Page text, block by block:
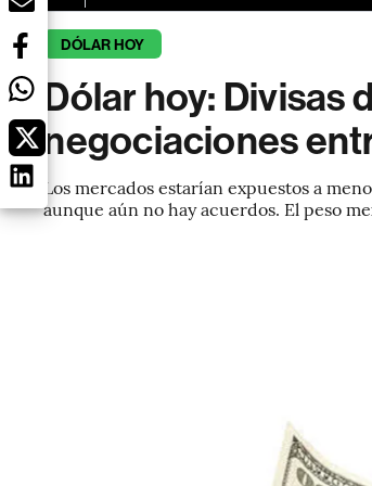
DÓLAR HOY
Dólar hoy: Divisas
negociaciones
Los mercados estarían expuestos a
aunque aún no hay acuerdos. El peso